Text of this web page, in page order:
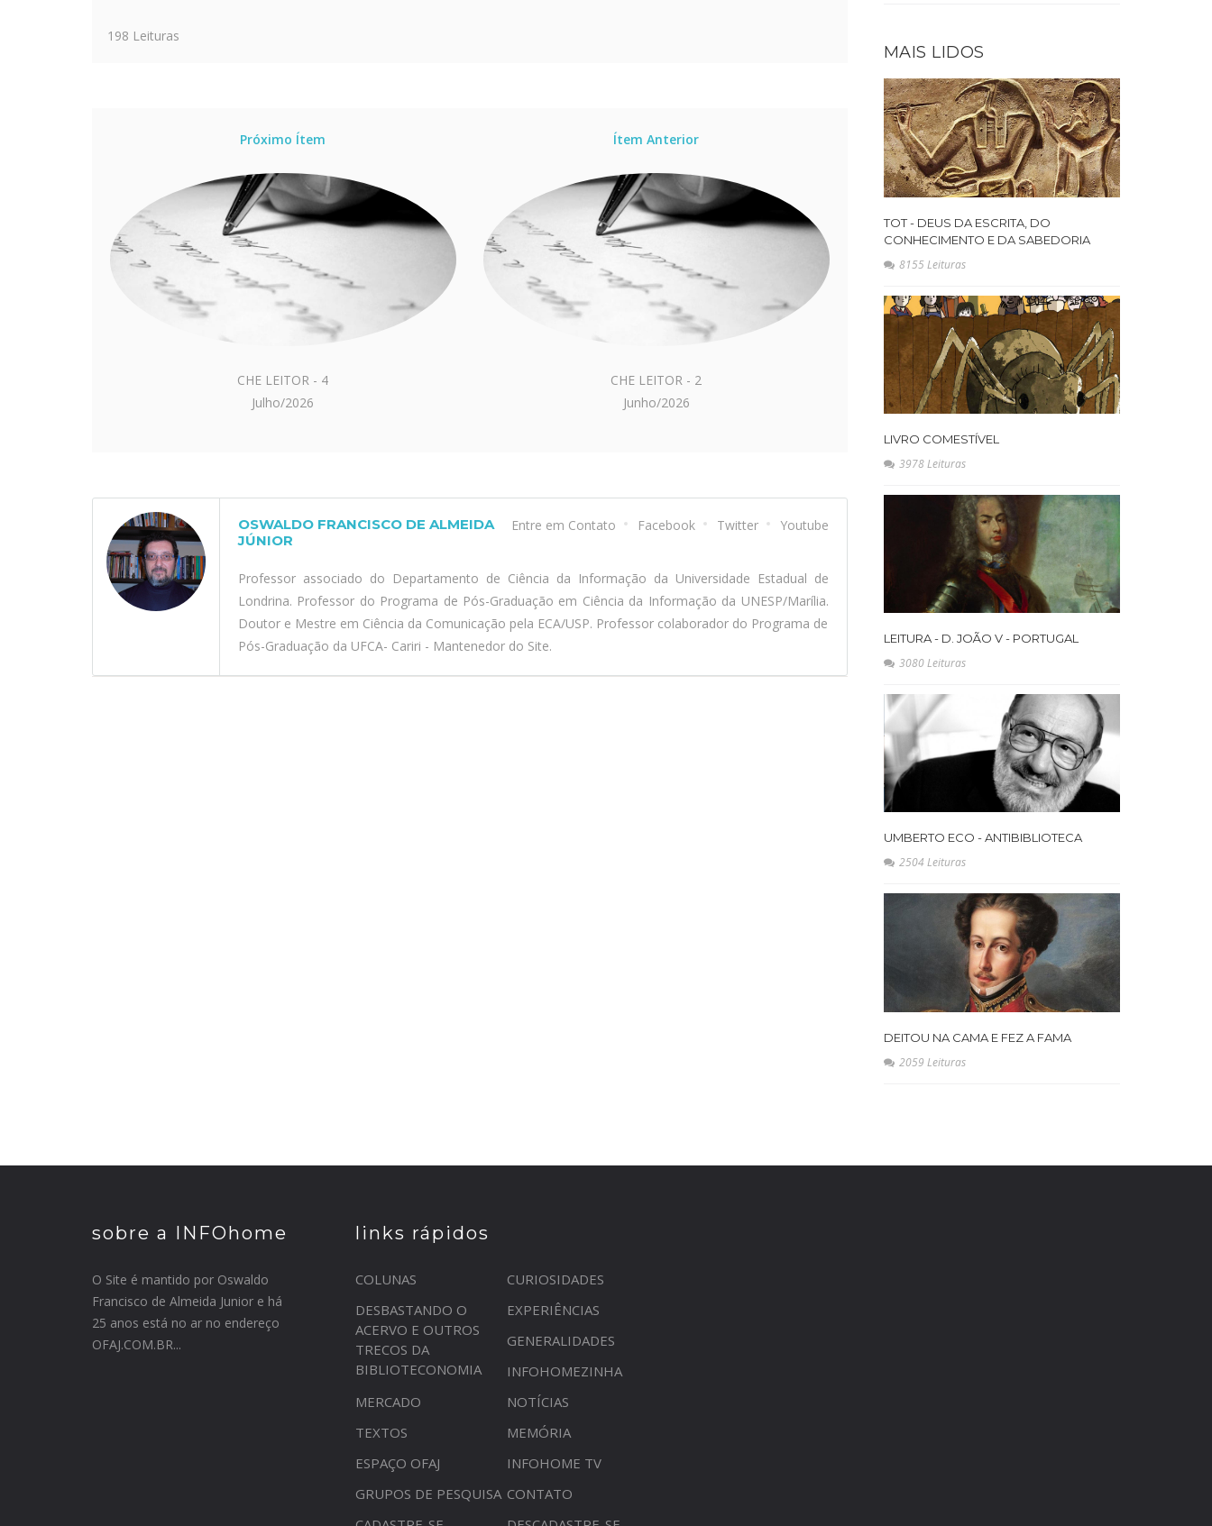
198 Leituras
Próximo Ítem
CHE LEITOR - 4
Julho/2026
Ítem Anterior
CHE LEITOR - 2
Junho/2026
Entre em Contato Facebook Twitter Youtube
OSWALDO FRANCISCO DE ALMEIDA
JÚNIOR
Professor associado do Departamento de Ciência da Informação da Universidade Estadual de
Londrina. Professor do Programa de Pós-Graduação em Ciência da Informação da UNESP/Marília.
Doutor e Mestre em Ciência da Comunicação pela ECA/USP. Professor colaborador do Programa de
Pós-Graduação da UFCA- Cariri - Mantenedor do Site.
MAIS LIDOS
TOT - DEUS DA ESCRITA, DO
CONHECIMENTO E DA SABEDORIA
8155 Leituras
LIVRO COMESTÍVEL
3978 Leituras
LEITURA - D. JOÃO V - PORTUGAL
3080 Leituras
UMBERTO ECO - ANTIBIBLIOTECA
2504 Leituras
DEITOU NA CAMA E FEZ A FAMA
2059 Leituras
sobre a INFOhome
O Site é mantido por Oswaldo
Francisco de Almeida Junior e há
25 anos está no ar no endereço
OFAJ.COM.BR...
links rápidos
COLUNAS
CURIOSIDADES
DESBASTANDO O
ACERVO E OUTROS
TRECOS DA
BIBLIOTECONOMIA
EXPERIÊNCIAS
GENERALIDADES
INFOHOMEZINHA
MERCADO
NOTÍCIAS
TEXTOS
MEMÓRIA
ESPAÇO OFAJ
INFOHOME TV
GRUPOS DE PESQUISA CONTATO